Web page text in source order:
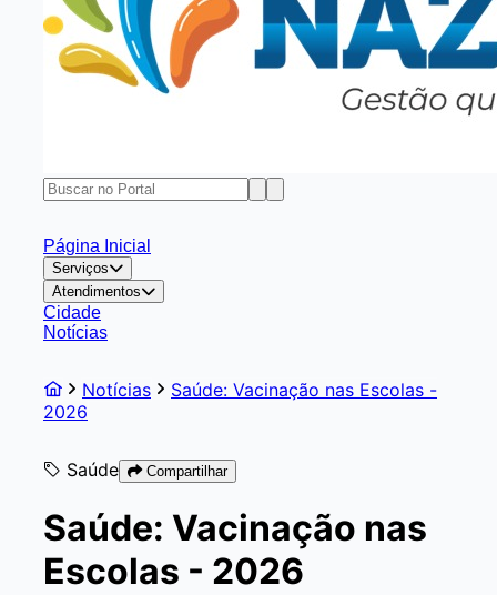
Página Inicial
Serviços
Atendimentos
Cidade
Notícias
Notícias
Saúde: Vacinação nas Escolas -
2026
Saúde Compartilhar
Saúde: Vacinação nas
Escolas - 2026